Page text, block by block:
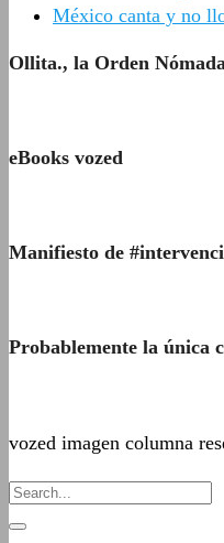
México canta y no
Ollita., la Orden
eBooks vozed
Manifiesto de
Probablemente la única
vozed imagen columna